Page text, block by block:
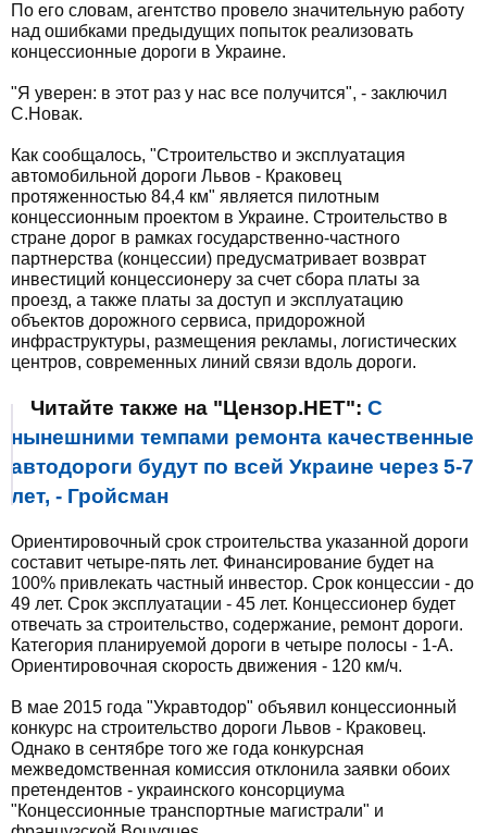
По его словам, агентство провело значительную работу
над ошибками предыдущих попыток реализовать
концессионные дороги в Украине.
"Я уверен: в этот раз у нас все получится", - заключил
С.Новак.
Как сообщалось, "Строительство и эксплуатация
автомобильной дороги Львов - Краковец
протяженностью 84,4 км" является пилотным
концессионным проектом в Украине. Строительство в
стране дорог в рамках государственно-частного
партнерства (концессии) предусматривает возврат
инвестиций концессионеру за счет сбора платы за
проезд, а также платы за доступ и эксплуатацию
объектов дорожного сервиса, придорожной
инфраструктуры, размещения рекламы, логистических
центров, современных линий связи вдоль дороги.
Читайте также на "Цензор.НЕТ": С
нынешними темпами ремонта качественные
автодороги будут по всей Украине через 5-7
лет, - Гройсман
Ориентировочный срок строительства указанной дороги
составит четыре-пять лет. Финансирование будет на
100% привлекать частный инвестор. Срок концессии - до
49 лет. Срок эксплуатации - 45 лет. Концессионер будет
отвечать за строительство, содержание, ремонт дороги.
Категория планируемой дороги в четыре полосы - 1-А.
Ориентировочная скорость движения - 120 км/ч.
В мае 2015 года "Укравтодор" объявил концессионный
конкурс на строительство дороги Львов - Краковец.
Однако в сентябре того же года конкурсная
межведомственная комиссия отклонила заявки обоих
претендентов - украинского консорциума
"Концессионные транспортные магистрали" и